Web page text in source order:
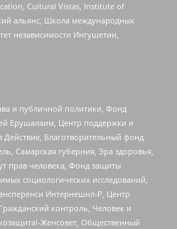
Cultural Vistas, Institute of
альянс, Школа международных
независимости Ингушетии,
и публичной политики, Фонд
Ерушалаим, Центр поддержки и
Благотворительный фонд
Самарская губерния, Эра здоровья,
прав человека, Фонд защиты
социологических исследований,
Интернешнл-Р, Центр
контроль, Человек и
Женсовет, Общественный